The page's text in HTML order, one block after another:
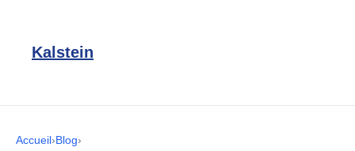
Kalstein
Accueil›Blog›